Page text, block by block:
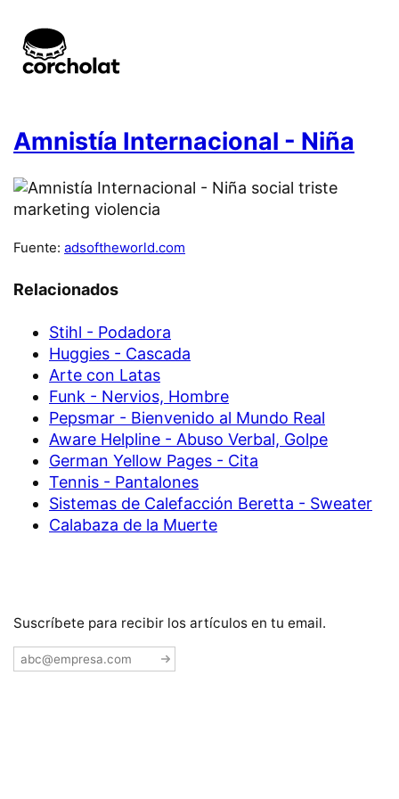
Amnistía Internacional - Niña
Fuente: adsoftheworld.com
Relacionados
Stihl - Podadora
Huggies - Cascada
Arte con Latas
Funk - Nervios, Hombre
Pepsmar - Bienvenido al Mundo Real
Aware Helpline - Abuso Verbal, Golpe
German Yellow Pages - Cita
Tennis - Pantalones
Sistemas de Calefacción Beretta - Sweater
Calabaza de la Muerte
Suscríbete para recibir los artículos en tu email.